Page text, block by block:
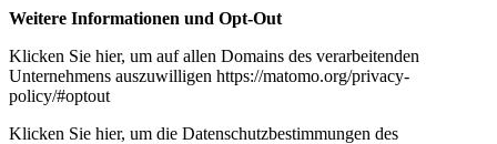
Weitere Informationen und Opt-Out
Klicken Sie hier, um auf allen Domains des verarbeitenden
Unternehmens auszuwilligen https://matomo.org/privacy-
policy/#optout
Klicken Sie hier, um die Datenschutzbestimmungen des